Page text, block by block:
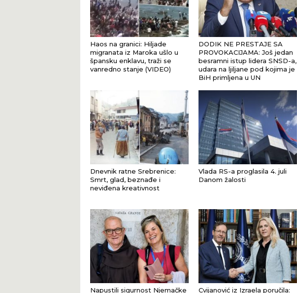
Haos na granici: Hiljade
migranata iz Maroka ušlo u
špansku enklavu, traži se
vanredno stanje (VIDEO)
DODIK NE PRESTAJE SA
PROVOKACIJAMA: Još jedan
besramni istup lidera SNSD-a,
udara na ljiljane pod kojima je
BiH primljena u UN
Dnevnik ratne Srebrenice:
Smrt, glad, beznađe i
neviđena kreativnost
Vlada RS-a proglasila 4. juli
Danom žalosti
Napustili sigurnost Njemačke Cvijanović iz Izraela poručila: